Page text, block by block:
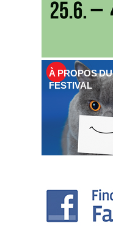
À PROPOS DU
FESTIVAL